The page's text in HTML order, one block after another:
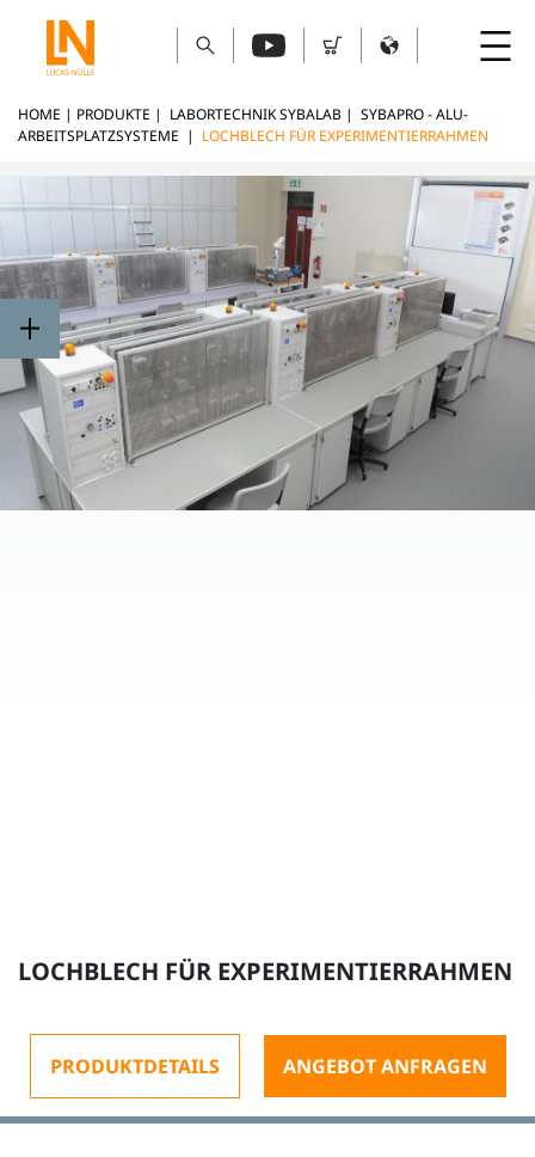
HOME | PRODUKTE | LABORTECHNIK SYBALAB | SYBAPRO - ALU-
ARBEITSPLATZSYSTEME | LOCHBLECH FÜR EXPERIMENTIERRAHMEN
LOCHBLECH FÜR EXPERIMENTIERRAHMEN
PRODUKTDETAILS ANGEBOT ANFRAGEN